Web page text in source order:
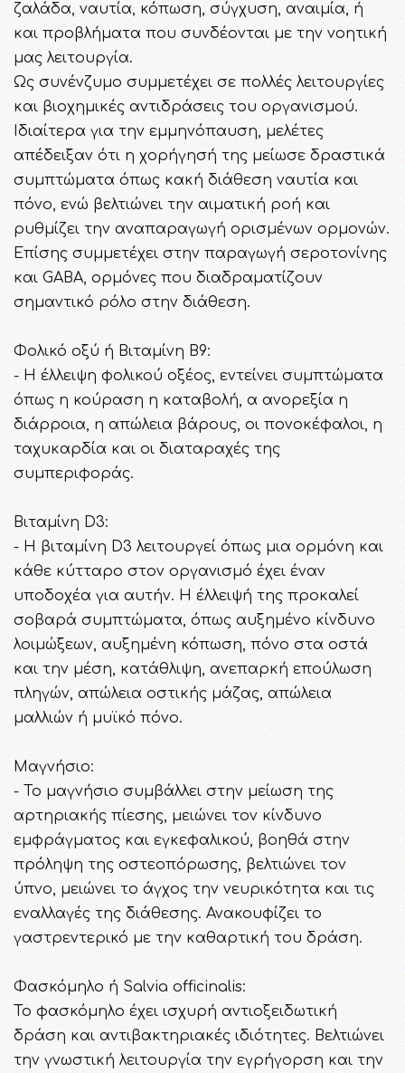
ζαλάδα, ναυτία, κόπωση, σύγχυση, αναιμία, ή
και προβλήματα που συνδέονται με την νοητική
μας λειτουργία.
Ως συνένζυμο συμμετέχει σε πολλές λειτουργίες
και βιοχημικές αντιδράσεις του οργανισμού.
Ιδιαίτερα για την εμμηνόπαυση, μελέτες
απέδειξαν ότι η χορήγησή της μείωσε δραστικά
συμπτώματα όπως κακή διάθεση ναυτία και
πόνο, ενώ βελτιώνει την αιματική ροή και
ρυθμίζει την αναπαραγωγή ορισμένων ορμονών.
Επίσης συμμετέχει στην παραγωγή σεροτονίνης
και GABA, ορμόνες που διαδραματίζουν
σημαντικό ρόλο στην διάθεση.
Φολικό οξύ ή Βιταμίνη Β9:
- Η έλλειψη φολικού οξέος, εντείνει συμπτώματα
όπως η κούραση η καταβολή, α ανορεξία η
διάρροια, η απώλεια βάρους, οι πονοκέφαλοι, η
ταχυκαρδία και οι διαταραχές της
συμπεριφοράς.
Βιταμίνη D3:
- Η βιταμίνη D3 λειτουργεί όπως μια ορμόνη και
κάθε κύτταρο στον οργανισμό έχει έναν
υποδοχέα για αυτήν. Η έλλειψή της προκαλεί
σοβαρά συμπτώματα, όπως αυξημένο κίνδυνο
λοιμώξεων, αυξημένη κόπωση, πόνο στα οστά
και την μέση, κατάθλιψη, ανεπαρκή επούλωση
πληγών, απώλεια οστικής μάζας, απώλεια
μαλλιών ή μυϊκό πόνο.
Μαγνήσιο:
- Το μαγνήσιο συμβάλλει στην μείωση της
αρτηριακής πίεσης, μειώνει τον κίνδυνο
εμφράγματος και εγκεφαλικού, βοηθά στην
πρόληψη της οστεοπόρωσης, βελτιώνει τον
ύπνο, μειώνει το άγχος την νευρικότητα και τις
εναλλαγές της διάθεσης. Ανακουφίζει το
γαστρεντερικό με την καθαρτική του δράση.
Φασκόμηλο ή Salvia officinalis:
Το φασκόμηλο έχει ισχυρή αντιοξειδωτική
δράση και αντιβακτηριακές ιδιότητες. Βελτιώνει
την γνωστική λειτουργία την εγρήγορση και την